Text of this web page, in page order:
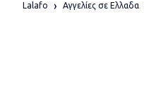
Lalafo Αγγελίες σε Ελλαδα